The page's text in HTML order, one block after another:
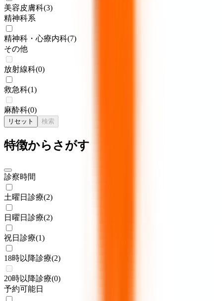
美容皮膚科(3)
精神科系
精神科・心療内科(7)
その他
放射線科(0)
救急科(1)
麻酔科(0)
リセット 検索
特徴からさがす
診察時間
土曜日診療(2)
日曜日診療(2)
祝日診療(1)
18時以降診療(2)
20時以降診療(0)
予約可能日